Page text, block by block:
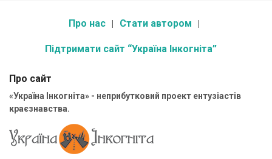
Про нас Стати автором
Підтримати сайт “Україна Інкогніта”
Про сайт
«Україна Інкогніта» - неприбутковий проект ентузіастів
краєзнавства.